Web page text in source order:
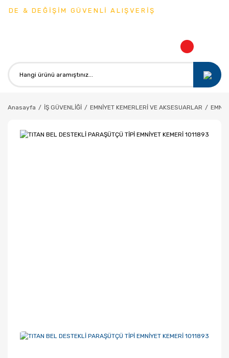
& DEĞİŞİM GÜVENLİ ALIŞVERİŞ
Anasayfa İŞ GÜVENLİĞİ EMNİYET KEMERLERİ VE AKSESUARLAR